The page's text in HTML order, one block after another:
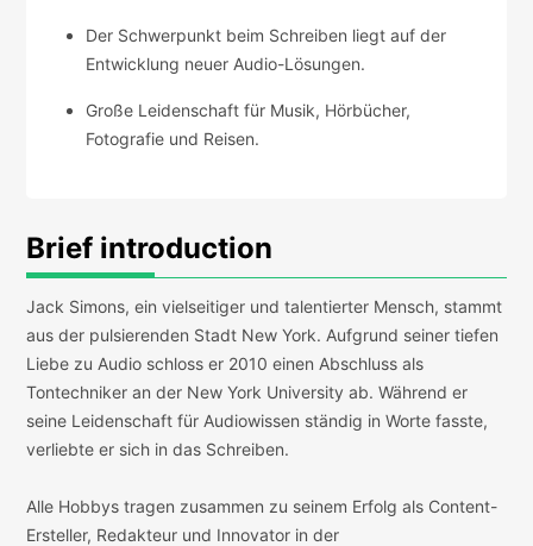
Der Schwerpunkt beim Schreiben liegt auf der
Entwicklung neuer Audio-Lösungen.
Große Leidenschaft für Musik, Hörbücher,
Fotografie und Reisen.
Brief introduction
Jack Simons, ein vielseitiger und talentierter Mensch, stammt
aus der pulsierenden Stadt New York. Aufgrund seiner tiefen
Liebe zu Audio schloss er 2010 einen Abschluss als
Tontechniker an der New York University ab. Während er
seine Leidenschaft für Audiowissen ständig in Worte fasste,
verliebte er sich in das Schreiben.
Alle Hobbys tragen zusammen zu seinem Erfolg als Content-
Ersteller, Redakteur und Innovator in der